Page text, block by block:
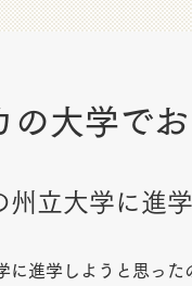
の大学で
州立大学に進
に進学しようと思った